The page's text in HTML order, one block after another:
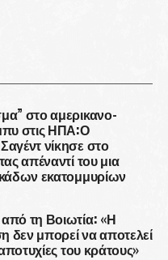
στο αμερικανο-
στις ΗΠΑ:Ο
νίκησε στο
απέναντί του μια
εκατομμυρίων
τη Βοιωτία: «Η
δεν μπορεί να αποτελεί
του κράτους»